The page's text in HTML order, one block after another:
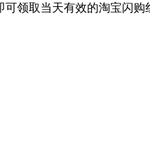
领取当天有效的淘宝闪